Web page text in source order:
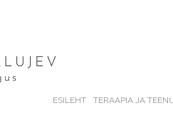
ESILEHT TERAAPIA JA